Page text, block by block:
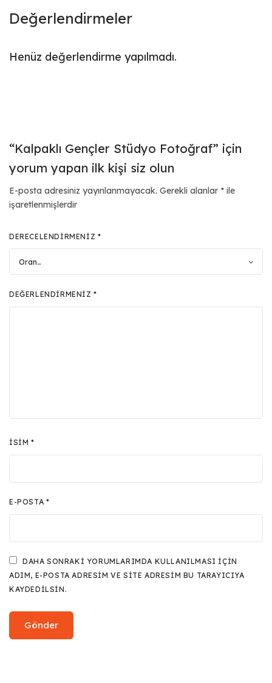
Değerlendirmeler
Henüz değerlendirme yapılmadı.
“Kalpaklı Gençler Stüdyo Fotoğraf” için
yorum yapan ilk kişi siz olun
E-posta adresiniz yayınlanmayacak. Gerekli alanlar * ile
işaretlenmişlerdir
DERECELENDIRMENIZ *
DEĞERLENDIRMENIZ*
İSIM*
E-POSTA *
DAHA SONRAKI YORUMLARIMDA KULLANILMASI IÇIN
ADIM, E-POSTA ADRESIM VE SITE ADRESIM BU TARAYICIYA
KAYDEDILSIN.